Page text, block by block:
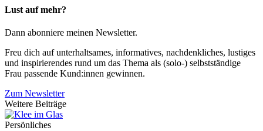
Lust auf mehr?
Dann abonniere meinen News­letter.
Freu dich auf unterhaltsames, informatives, nachdenkliches, lustiges
und inspirierendes rund um das Thema als (solo-) selbstständige
Frau passende Kund:innen gewinnen.
Zum Newsletter
Weitere Beiträge
Persönliches